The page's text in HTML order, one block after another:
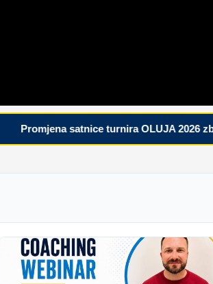
Promjena satnice turnira OLUJA 2026 zbog